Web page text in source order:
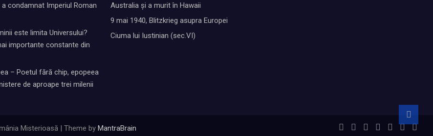
condamnat Imperiul Roman
este limita Universului?
importante constante din
– Poetul fără chip, epopeea
de aproape trei milenii
Australia și a murit în Hawaii
9 mai 1940, Blitzkrieg asupra Europei
Ciuma lui Iustinian (sec.VI)
Misterioasă | Theme by MantraBrain